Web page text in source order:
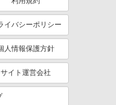
険あり
イバシーポリシー
人情報保護方針
サイト運営会社